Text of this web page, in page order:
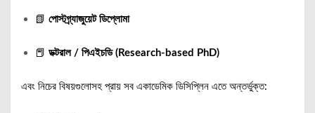
📗 পোস্টগ্র্যাজুয়েট ডিপ্লোমা
📕 ডক্টরাল / পিএইচডি (Research-based PhD)
এবং নিচের বিষয়গুলোসহ প্রায় সব একাডেমিক ডিসিপ্লিন এতে অন্তর্ভুক্ত: